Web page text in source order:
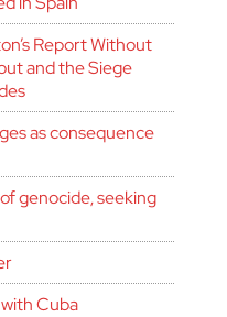
Report Without
and the Siege
as consequence
genocide, seeking
Cuba